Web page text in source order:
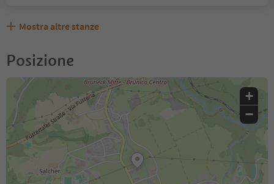
Mostra altre stanze
Posizione
+
−